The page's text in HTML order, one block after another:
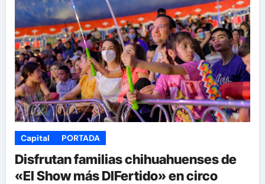
Capital PORTADA
Disfrutan familias chihuahuenses de
«El Show más DIFertido» en circo